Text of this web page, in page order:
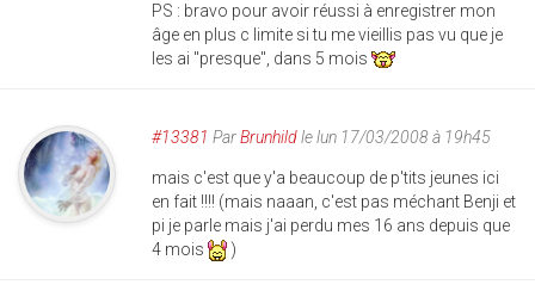
PS : bravo pour avoir réussi à enregistrer mon
âge en plus c limite si tu me vieillis pas vu que je
les ai "presque", dans 5 mois
#13381 ParBrunhildle lun 17/03/2008 à 19h45
mais c'est que y'a beaucoup de p'tits jeunes ici
en fait !!!! (mais naaan, c'est pas méchant Benji et
pi je parle mais j'ai perdu mes 16 ans depuis que
4 mois
)